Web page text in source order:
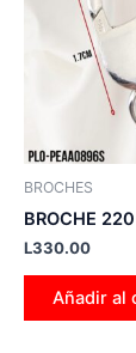
BROCHES
BROCHE
L330.00
Añadir al